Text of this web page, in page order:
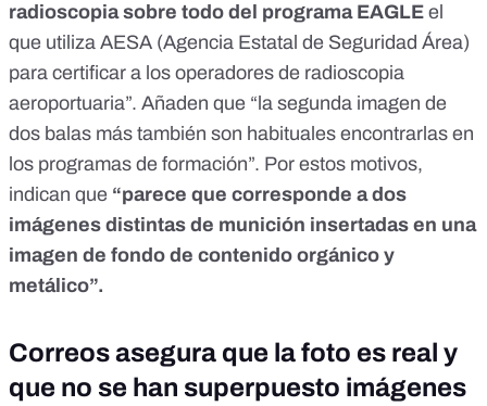
radioscopia sobre todo del programa EAGLE el
que utiliza AESA (Agencia Estatal de Seguridad Área)
para certificar a los operadores de radioscopia
aeroportuaria”. Añaden que “la segunda imagen de
dos balas más también son habituales encontrarlas en
los programas de formación”. Por estos motivos,
indican que “parece que corresponde a dos
imágenes distintas de munición insertadas en una
imagen de fondo de contenido orgánico y
metálico”.
Correos asegura que la foto es real y
que no se han superpuesto imágenes